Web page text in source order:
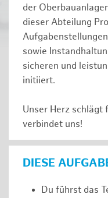
der
dieser Abteilung
sowie
sicheren und
initiiert.
Unser Herz schlägt
verbindet uns!
DIESE
Du führst das